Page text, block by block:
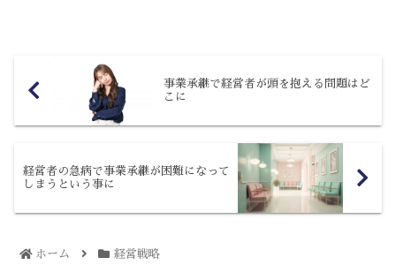
事業承継で経営者が頭を抱える問題はど
こに
経営者の急病で事業承継が困難になって
しまうという事に
ホーム 経営戦略